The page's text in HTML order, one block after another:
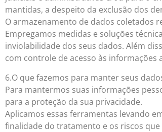
mantidas, a despeito da exclusão dos
O armazenamento de dados coletados
Empregamos medidas e soluções
inviolabilidade dos seus dados. Além
com controle de acesso às informações
6.O que fazemos para manter seus
Para mantermos suas informações
para a proteção da sua privacidade.
Aplicamos essas ferramentas levando
finalidade do tratamento e os riscos